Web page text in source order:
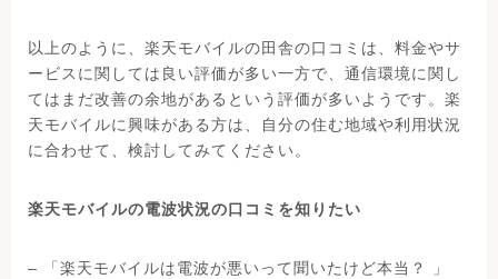
以上のように、楽天モバイルの田舎の口コミは、料金やサ
ービスに関しては良い評価が多い一方で、通信環境に関し
てはまだ改善の余地があるという評価が多いようです。楽
天モバイルに興味がある方は、自分の住む地域や利用状況
に合わせて、検討してみてください。
楽天モバイルの電波状況の口コミを知りたい
– 「楽天モバイルは電波が悪いって聞いたけど本当？ 」